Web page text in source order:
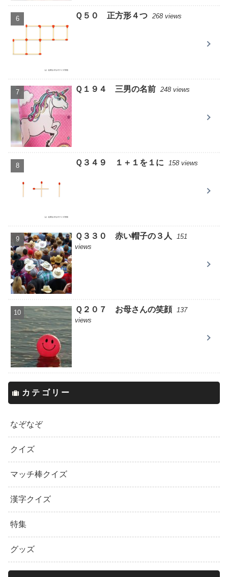
Ｑ５０ 正方形４つ 268 views
Ｑ１９４ 三男の名前 248 views
Ｑ３４９ １＋１を１に 158 views
Ｑ３３０ 赤い帽子の３人
151
views
Ｑ２０７ お母さんの笑顔 137
views
カテゴリー
なぞなぞ
クイズ
マッチ棒クイズ
漢字クイズ
特集
グッズ